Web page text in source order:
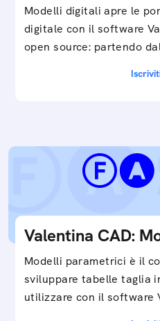
Modelli digitali apre le
digitale con il software
open source: partendo
Valentina CAD:
Modelli parametrici è il
sviluppare tabelle taglia
utilizzare con il software